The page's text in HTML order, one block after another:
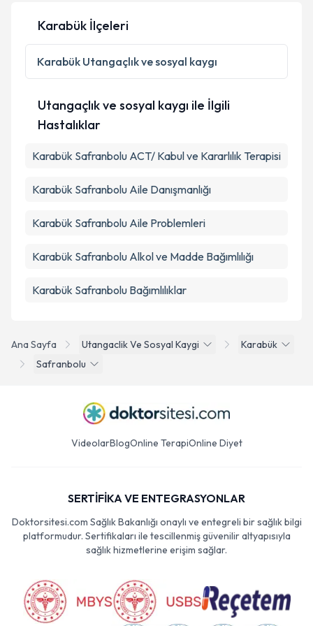
Ana Sayfa Utangaclik Ve Sosyal Kaygi
Karabük
Safranbolu
Karabük İlçeleri
Karabük Utangaçlık ve sosyal kaygı
Utangaçlık ve sosyal kaygı ile İlgili
Hastalıklar
Karabük Safranbolu ACT/ Kabul ve Kararlılık Terapisi
Karabük Safranbolu Aile Danışmanlığı
Karabük Safranbolu Aile Problemleri
Karabük Safranbolu Alkol ve Madde Bağımlılığı
Karabük Safranbolu Bağımlılıklar
VideolarBlogOnline TerapiOnline Diyet
SERTİFİKA VE ENTEGRASYONLAR
Doktorsitesi.com Sağlık Bakanlığı onaylı ve entegreli bir sağlık bilgi
platformudur. Sertifikaları ile tescillenmiş güvenilir altyapısıyla
sağlık hizmetlerine erişim sağlar.